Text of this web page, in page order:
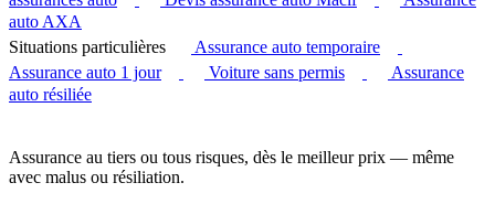
auto AXA
Situations particulières
Assurance auto temporaire
Assurance auto 1 jour
Voiture sans permis
Assurance
auto résiliée
Assurance au tiers ou tous risques, dès le meilleur prix — même
avec malus ou résiliation.